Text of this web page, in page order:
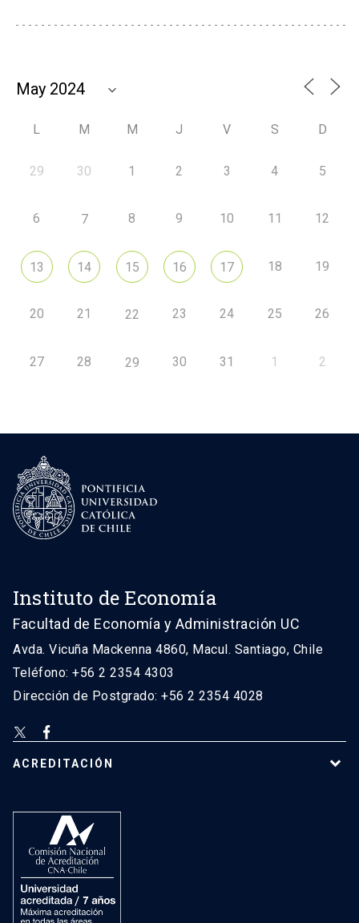
L M M J V S D
29 30 1 2 3 4 5
6 7 8 9 10 11 12
13 14 15 16 17 18 19
20 21 22 23 24 25 26
27 28 29 30 31 1 2
Instituto de Economía
Facultad de Economía y Administración UC
Avda. Vicuña Mackenna 4860, Macul. Santiago, Chile
Teléfono: +56 2 2354 4303
Dirección de Postgrado: +56 2 2354 4028
ACREDITACIÓN